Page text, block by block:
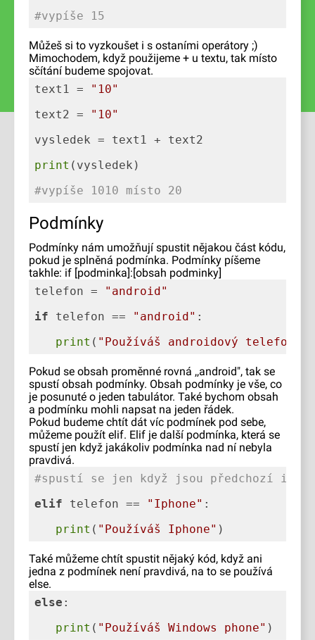
#vypíše 15
Můžeš si to vyzkoušet i s ostaními operátory ;)
Mimochodem, když použijeme + u textu, tak místo
sčítání budeme spojovat.
text1 =
"10"
text2 =
"10"
print
#vypíše 1010 místo 20
Podmínky
Podmínky nám umožňují spustit nějakou část kódu,
pokud je splněná podmínka. Podmínky píšeme
takhle: if [podminka]:[obsah podminky]
telefon =
"android"
if telefon == "android"
print ( "Používáš androidový telefon"
Pokud se obsah proměnné rovná ,,android", tak se
spustí obsah podmínky. Obsah podmínky je vše, co
je posunuté o jeden tabulátor. Také bychom obsah
a podmínku mohli napsat na jeden řádek.
Pokud budeme chtít dát víc podmínek pod sebe,
můžeme použít elif. Elif je další podmínka, která se
spustí jen když jakákoliv podmínka nad ní nebyla
pravdivá.
#spustí se jen když jsou předchozí if/
elif telefon == "Iphone"
print ( "Používáš Iphone" )
Také můžeme chtít spustit nějaký kód, když ani
jedna z podmínek není pravdivá, na to se používá
else.
else
print ( "Používáš Windows phone" )